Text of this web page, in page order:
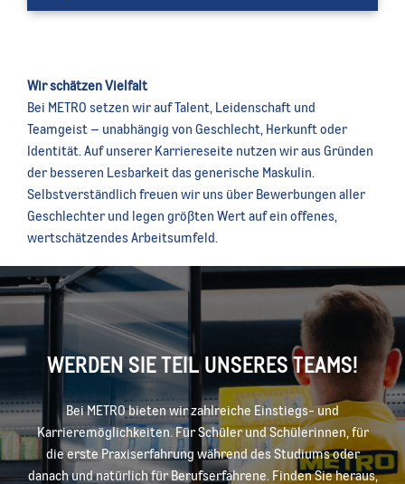
Wir schätzen Vielfalt
Bei METRO setzen wir auf Talent, Leidenschaft und
Teamgeist – unabhängig von Geschlecht, Herkunft oder
Identität. Auf unserer Karriereseite nutzen wir aus Gründen
der besseren Lesbarkeit das generische Maskulin.
Selbstverständlich freuen wir uns über Bewerbungen aller
Geschlechter und legen größten Wert auf ein offenes,
wertschätzendes Arbeitsumfeld.
WERDEN SIE TEIL UNSERES TEAMS!
Bei METRO bieten wir zahlreiche Einstiegs- und
Karrieremöglichkeiten. Für Schüler und Schülerinnen, für
die erste Praxiserfahrung während des Studiums oder
danach und natürlich für Berufserfahrene. Finden Sie heraus,